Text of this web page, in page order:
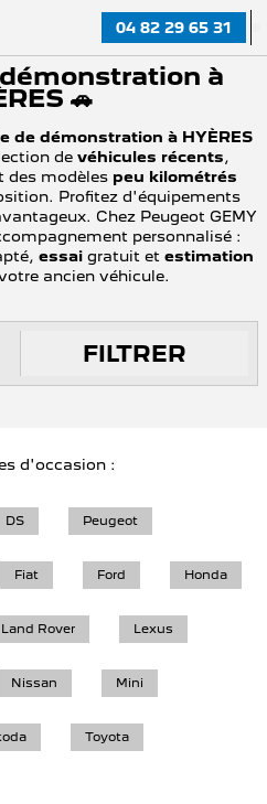
04 82 29 65 31
à
🚗
de démonstration à HYÈRES
de véhicules récents,
des modèles peu kilométrés
Profitez d'équipements
Chez Peugeot GEMY
personnalisé :
essai gratuit et estimation
ancien véhicule.
FILTRER
d'occasion :
DS Peugeot
Fiat Ford Honda
Land Rover Lexus
Nissan Mini
Toyota